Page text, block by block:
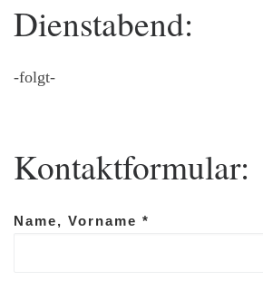
Dienstabend:
-folgt-
Kontaktformular:
Name, Vorname *